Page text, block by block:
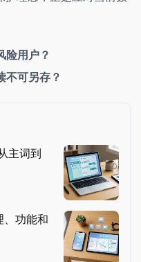
险用户？
不可另存？
主词到
、功能和